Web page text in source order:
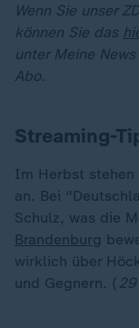
Wenn Sie unser
können Sie das
unter Meine
Abo.
Streaming-
Im Herbst stehen
an. Bei
Schulz, was die
Brandenburg
wirklich über
und Gegnern. (